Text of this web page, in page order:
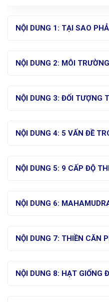
NỘI DUNG 1: TẠI SAO
NỘI DUNG 2: MÔI
NỘI DUNG 3: ĐỐI TƯỢNG
NỘI DUNG 4: 5 VẤN ĐỀ
NỘI DUNG 5: 9 CẤP ĐỘ
NỘI DUNG 6:
NỘI DUNG 7: THIỀN CĂN
NỘI DUNG 8: HẠT GIỐNG